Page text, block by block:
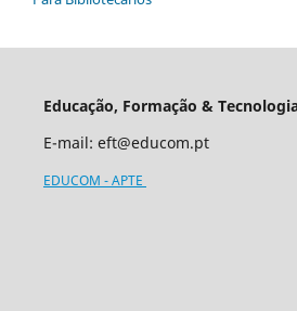
Educação, Formação &
E-mail: eft@educom.pt
EDUCOM - APTE